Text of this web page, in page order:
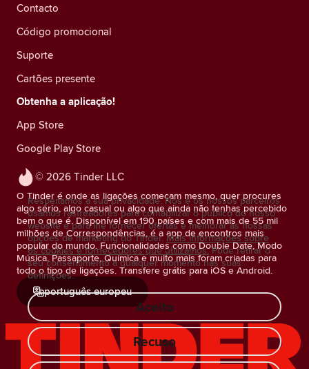
© 2026 Tinder LLC
O Tinder é onde as ligações começam mesmo, quer procures
algo sério, algo casual ou algo que ainda não tenhas percebido
bem o que é. Disponível em 190 países e com mais de 55 mil
milhões de Correspondências, é a app de encontros mais
popular do mundo. Funcionalidades como Double Date, Modo
Música, Passaporte, Química e muito mais foram criadas para
todo o tipo de ligações. Transfere grátis para iOS e Android.
português europeu
Contacto
Código promocional
Suporte
Cartões presente
Obtenha a aplicação!
App Store
Google Play Store
Respeitamos a sua privacidade. Nós e os nossos parceiros
usamos rastreadores para contabilizar o público do nosso
website e para lhe fornecer ofertas e melhorar as nossas
opções de marketing do Tinder. Mais informações sobre
os cookies e fornecedores que utilizamos. Pode retirar o
seu consentimento a qualquer momento nas suas
definições.
Aceito
Recuso